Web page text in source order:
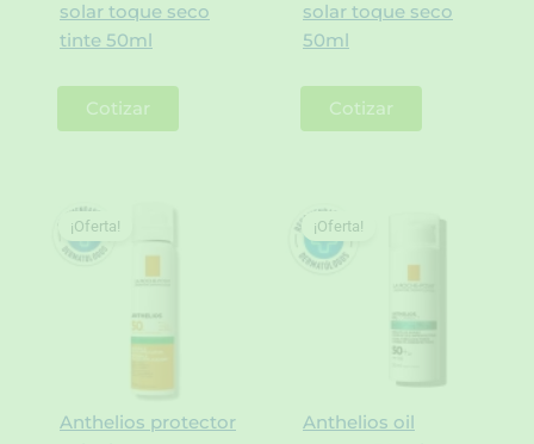
solar toque seco
tinte 50ml
Cotizar
solar toque seco
50ml
Cotizar
Anthelios protector
¡Oferta!
Anthelios oil
¡Oferta!